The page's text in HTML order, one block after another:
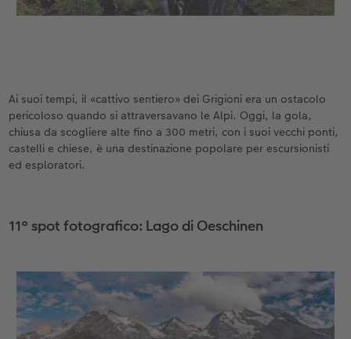
Ai suoi tempi, il «cattivo sentiero» dei Grigioni era un ostacolo
pericoloso quando si attraversavano le Alpi. Oggi, la gola,
chiusa da scogliere alte fino a 300 metri, con i suoi vecchi ponti,
castelli e chiese, è una destinazione popolare per escursionisti
ed esploratori.
11° spot fotografico: Lago di Oeschinen